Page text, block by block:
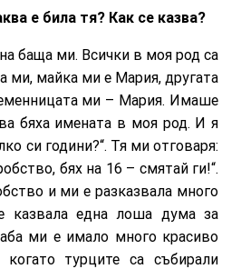
е била тя? Как се казва?
баща ми. Всички в моя род са
ми, майка ми е Мария, другата
ми – Мария. Имаше
бяха имената в моя род. И я
си години?“. Тя ми отговаря:
бях на 16 – смятай ги!“.
и ми е разказвала много
казвала една лоша дума за
ми е имало много красиво
турците са събирали